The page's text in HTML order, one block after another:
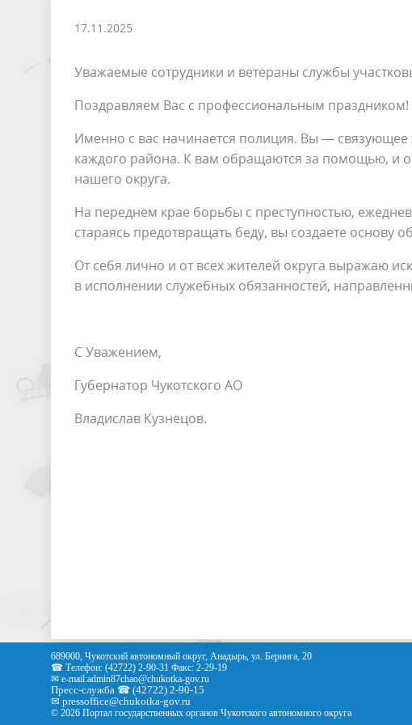
17.11.2025
Уважаемые сотрудники и ветераны службы
Поздравляем Вас с профессиональным праздником!
Именно с вас начинается полиция. Вы —
каждого района. К вам обращаются за помощью, и
нашего округа.
На переднем крае борьбы с преступностью,
стараясь предотвращать беду, вы создаете основу
От себя лично и от всех жителей округа выражаю
в исполнении служебных обязанностей,
С Уважением,
Губернатор Чукотского АО
Владислав Кузнецов.
689000, Чукотский автономный округ, Анадырь, ул. Беринга, 20
☎ Телефон: (42722) 2-90-31 Факс: 2-29-19
✉ e-mail:admin87chao@chukotka-gov.ru
Пресс-служба ☎ (42722) 2-90-15
✉ pressoffice@chukotka-gov.ru
© 2026 Портал государственных органов Чукотского автономного округа